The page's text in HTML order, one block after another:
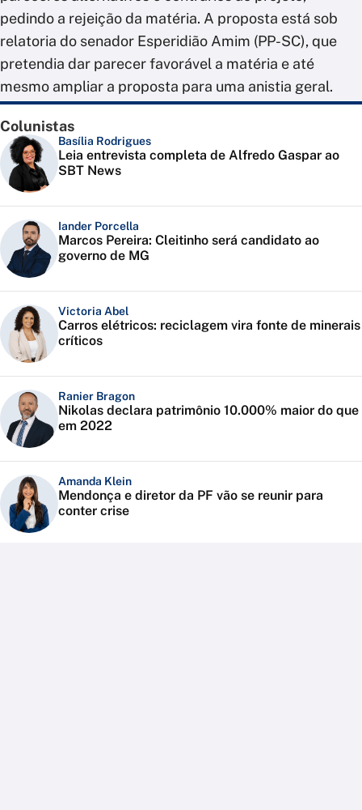
pedindo a rejeição da matéria. A proposta está sob
relatoria do senador Esperidião Amim (PP-SC), que
pretendia dar parecer favorável a matéria e até
mesmo ampliar a proposta para uma anistia geral.
Colunistas
Basília Rodrigues
Leia entrevista completa de Alfredo Gaspar ao
SBT News
Iander Porcella
Marcos Pereira: Cleitinho será candidato ao
governo de MG
Victoria Abel
Carros elétricos: reciclagem vira fonte de minerais
críticos
Ranier Bragon
Nikolas declara patrimônio 10.000% maior do que
em 2022
Amanda Klein
Mendonça e diretor da PF vão se reunir para
conter crise